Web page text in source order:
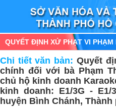
QUYẾT ĐỊNH XỬ PHẠT VI PHẠM
Chi tiết văn bản: Quyết
chính đối với bà Phạm
chủ hộ kinh doanh
kinh doanh: E1/3G -
huyện Bình Chánh,